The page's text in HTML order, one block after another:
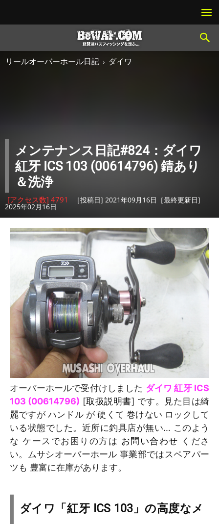
リールオーバーホール日記 ダイワ
メンテナンス日記#824：ダイワ
紅牙 ICS 103 (00614796) 錆あり
＆洗浄
[アクセス数] 4791 ［投稿日] 2021年09月16日［最終更新日]
2025年02月16日
オーバーホールで受付けしました ダイワ 紅牙 ICS
103 (00614796) [取扱説明書] です。見た目は綺
麗ですが ハンドル が 硬くて 巻けない ロックして
いる状態でした。近所に釣具店が無い… このよう
な ケースでお困りの方は お問い合わせ くださ
い。ムサシオーバーホール 事業部ではスペアパー
ツも 豊富に在庫があります。
ダイワ「紅牙 ICS 103」の高度なメ